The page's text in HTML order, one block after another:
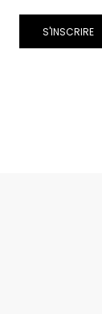
S'INSCRIRE